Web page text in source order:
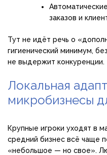
заказов и
Тут не идёт речь о
гигиенический минимум,
не выдержит конкуренции.
Локальная
микробизнесы
Крупные игроки уходят в
средний бизнес всё чаще
«небольшое — но свое».